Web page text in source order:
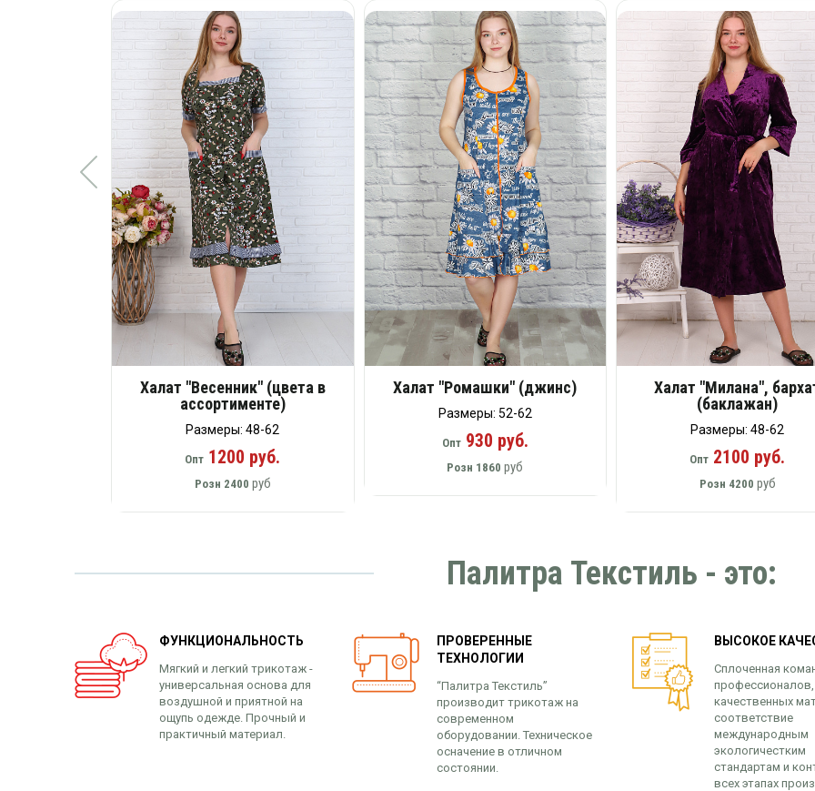
Халат "Весенник" (цвета в
ассортименте)
Размеры: 48-62
Опт 1200 руб.
Розн 2400 руб
Халат "Ромашки" (джинс)
Размеры: 52-62
Опт930 руб.
Розн 1860 руб
Халат "Милана",
(баклажан)
Размеры: 48-62
Опт 2100 руб.
Розн 4200 руб
Палитра Текстиль - это:
ФУНКЦИОНАЛЬНОСТЬ
Мягкий и легкий трикотаж -
универсальная основа для
воздушной и приятной на
ощупь одежде. Прочный и
практичный материал.
ПРОВЕРЕННЫЕ
ТЕХНОЛОГИИ
“Палитра Текстиль”
производит трикотаж на
современном
оборудовании. Техническое
осначение в отличном
состоянии.
ВЫСОКОЕ
Сплоченная
качественных
соответствие
международным
экологичестким
стандартам и
всех этапах